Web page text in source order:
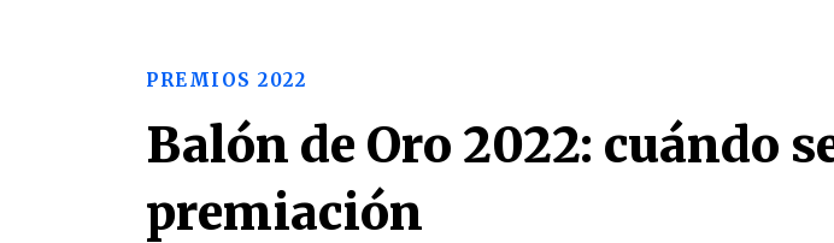
PREMIOS 2022
Balón de Oro 2022: cuándo
premiación